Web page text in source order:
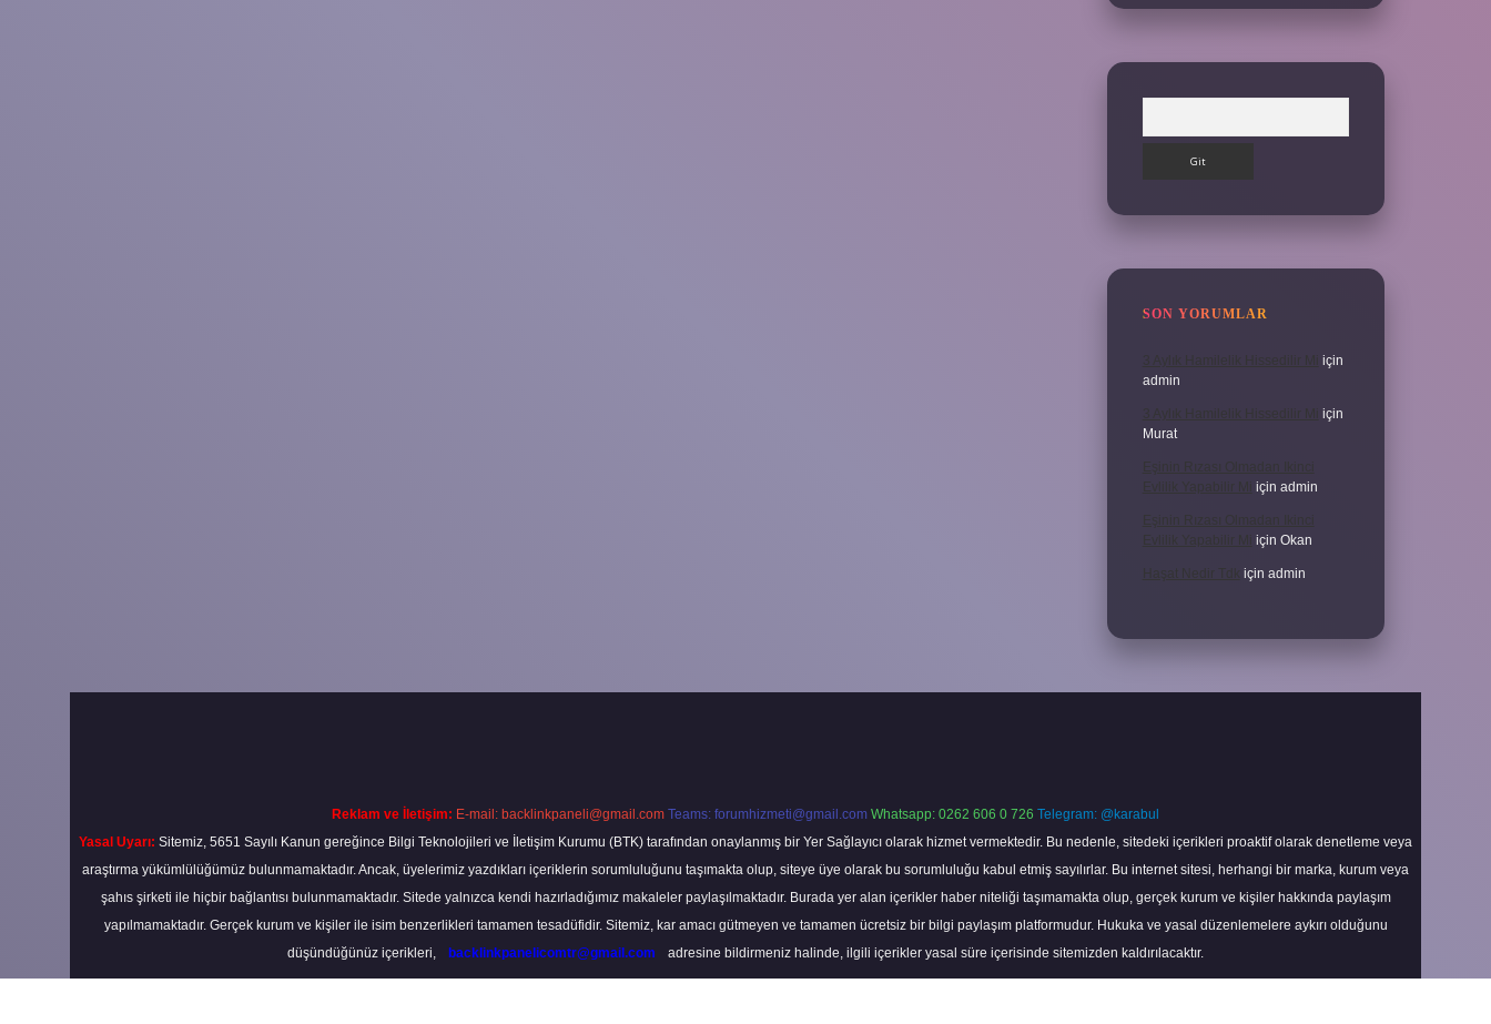
SON YORUMLAR
3 Aylık Hamilelik Hissedilir Mi
için
admin
3 Aylık Hamilelik Hissedilir Mi için
Murat
Eşinin Rızası Olmadan Ikinci
Evlilik Yapabilir Mi için admin
Eşinin Rızası Olmadan Ikinci
Evlilik Yapabilir Mi için Okan
Haşat Nedir Tdk için admin
Reklam ve İletişim: E-mail: backlinkpaneli@gmail.com Teams: forumhizmeti@gmail.com Whatsapp: 0262 606 0 726 Telegram: @karabul
Yasal Uyarı: Sitemiz, 5651 Sayılı Kanun gereğince Bilgi Teknolojileri ve İletişim Kurumu (BTK) tarafından onaylanmış bir Yer Sağlayıcı olarak hizmet vermektedir. Bu nedenle, sitedeki içerikleri proaktif olarak denetleme veya
araştırma yükümlülüğümüz bulunmamaktadır. Ancak, üyelerimiz yazdıkları içeriklerin sorumluluğunu taşımakta olup, siteye üye olarak bu sorumluluğu kabul etmiş sayılırlar. Bu internet sitesi, herhangi bir marka, kurum veya
şahıs şirketi ile hiçbir bağlantısı bulunmamaktadır. Sitede yalnızca kendi hazırladığımız makaleler paylaşılmaktadır. Burada yer alan içerikler haber niteliği taşımamakta olup, gerçek kurum ve kişiler hakkında paylaşım
yapılmamaktadır. Gerçek kurum ve kişiler ile isim benzerlikleri tamamen tesadüfidir. Sitemiz, kar amacı gütmeyen ve tamamen ücretsiz bir bilgi paylaşım platformudur. Hukuka ve yasal düzenlemelere aykırı olduğunu
düşündüğünüz içerikleri,
backlinkpanelicomtr@gmail.com adresine bildirmeniz halinde, ilgili içerikler yasal süre içerisinde sitemizden kaldırılacaktır.